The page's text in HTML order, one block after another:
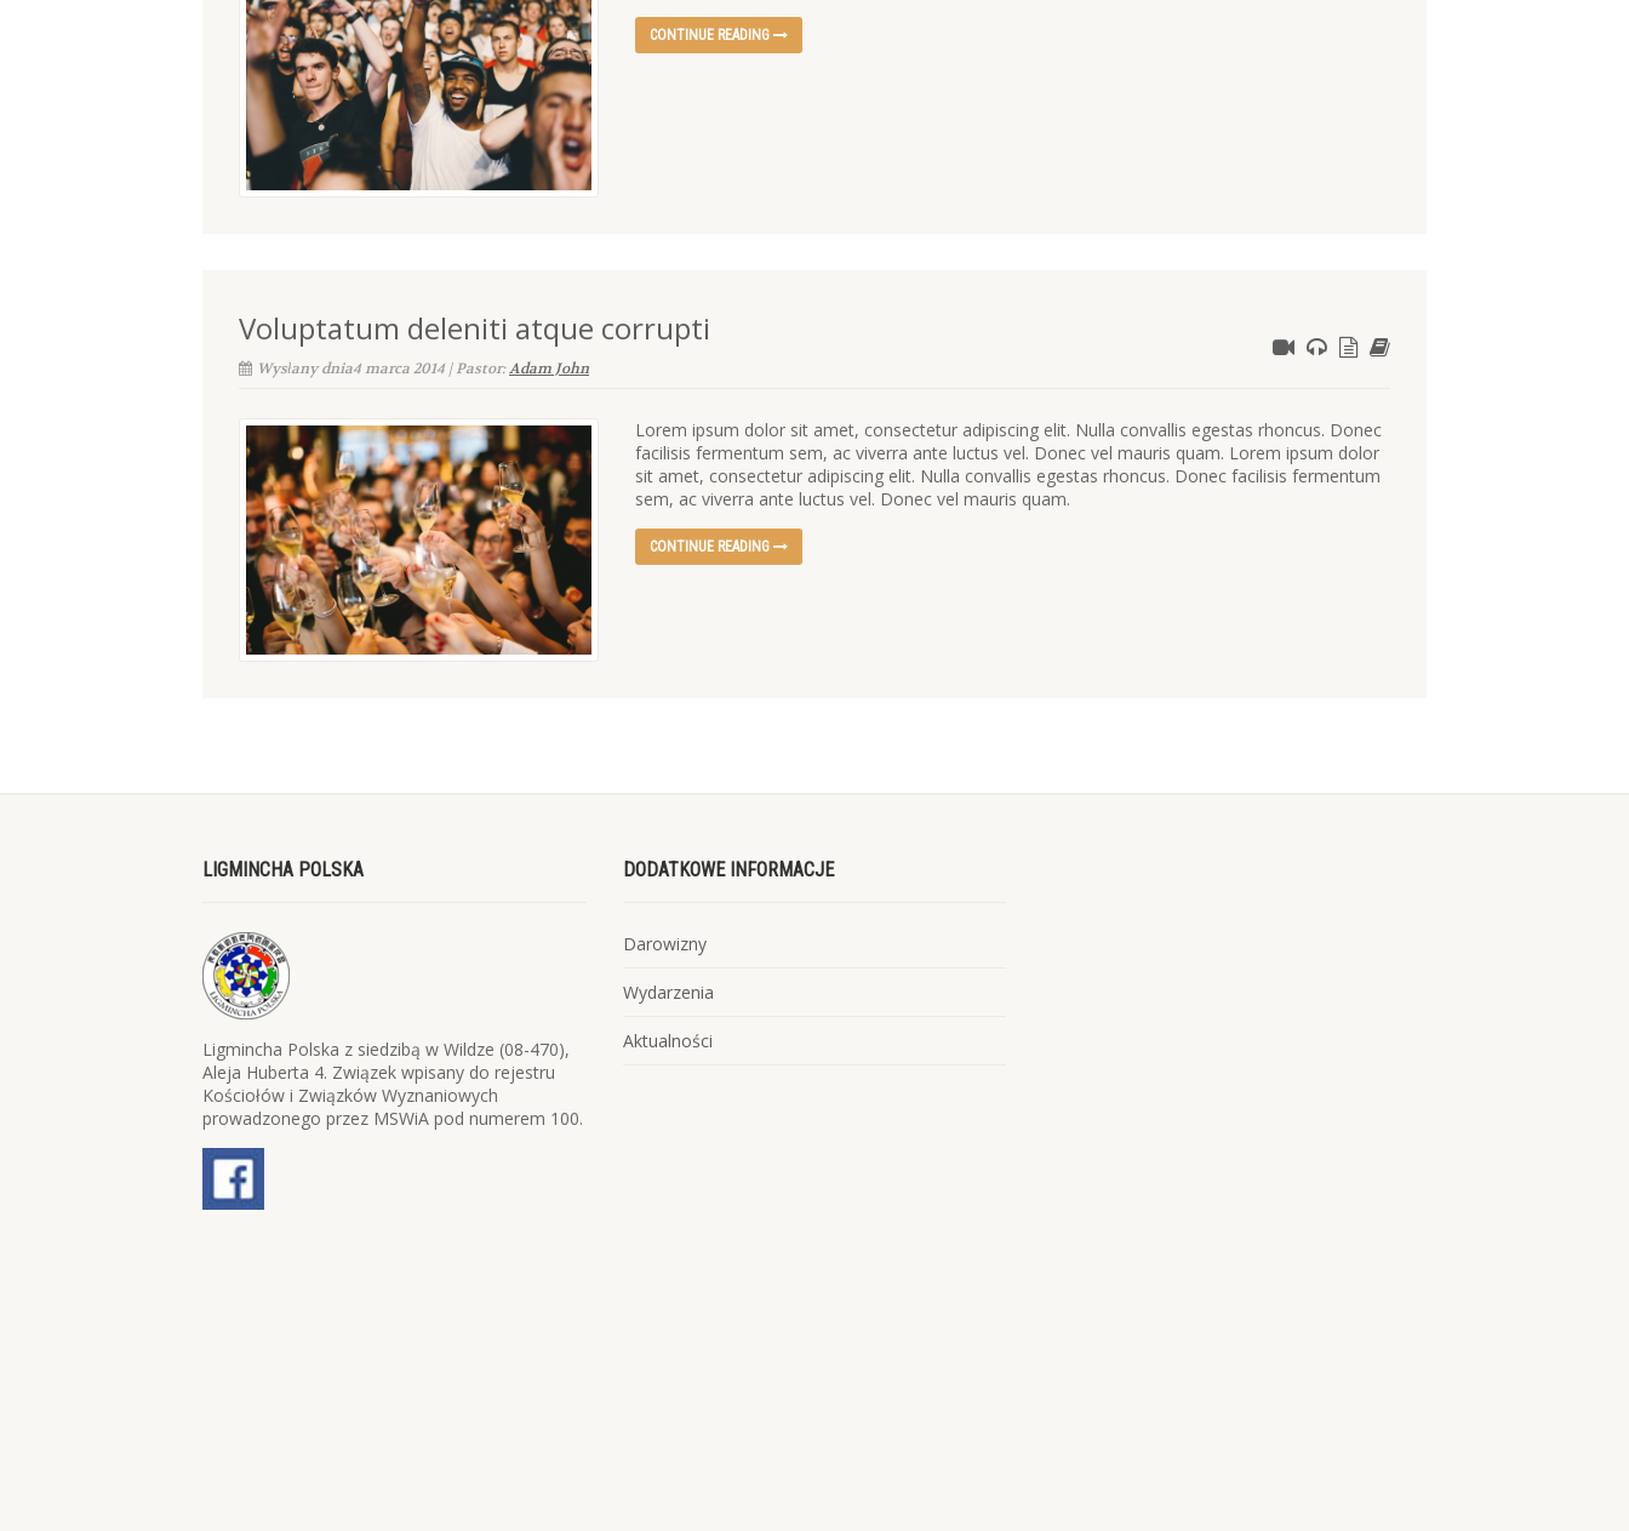
CONTINUE READING
Voluptatum deleniti atque corrupti
Wysłany dnia4 marca 2014 | Pastor:Adam John
Lorem ipsum dolor sit amet, consectetur adipiscing elit. Nulla convallis egestas rhoncus. Donec
facilisis fermentum sem, ac viverra ante luctus vel. Donec vel mauris quam. Lorem ipsum dolor
sit amet, consectetur adipiscing elit. Nulla convallis egestas rhoncus. Donec facilisis fermentum
sem, ac viverra ante luctus vel. Donec vel mauris quam.
CONTINUE READING
LIGMINCHA POLSKA
Ligmincha Polska z siedzibą w Wildze (08-470),
Aleja Huberta 4. Związek wpisany do rejestru
Kościołów i Związków Wyznaniowych
prowadzonego przez MSWiA pod numerem 100.
DODATKOWE INFORMACJE
Darowizny
Wydarzenia
Aktualności